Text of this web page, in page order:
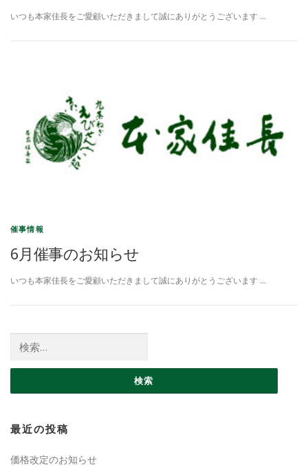
いつも本家佳長をご愛顧いただきまして誠にありがとうございます …
催事情報
6月催事のお知らせ
いつも本家佳長をご愛顧いただきまして誠にありがとうございます …
最近の投稿
価格改定のお知らせ